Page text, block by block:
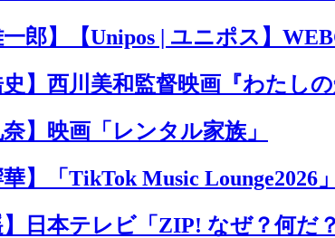
一郎】【Unipos | ユニポス】
史】西川美和監督映画『わたし
奈】映画「レンタル家族」
華】「TikTok Music Lounge2026」
】日本テレビ「ZIP! なぜ？何だ